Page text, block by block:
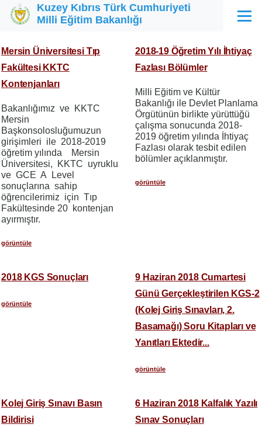
Ana içeriğe atla
Kuzey Kıbrıs Türk Cumhuriyeti
Milli Eğitim Bakanlığı
Menü
Mersin Üniversitesi Tıp
Fakültesi KKTC
Kontenjanları
Bakanlığımız ve KKTC
Mersin
Başkonsolosluğumuzun
girişimleri ile 2018-2019
öğretim yılında Mersin
Üniversitesi, KKTC uyruklu
ve GCE A Level
sonuçlarına sahip
öğrencilerimiz için Tıp
Fakültesinde 20 kontenjan
ayırmıştır.
görüntüle
2018-19 Öğretim Yılı İhtiyaç
Fazlası Bölümler
Milli Eğitim ve Kültür
Bakanlığı ile Devlet Planlama
Örgütünün birlikte yürüttüğü
çalışma sonucunda 2018-
2019 öğretim yılında İhtiyaç
Fazlası olarak tesbit edilen
bölümler açıklanmıştır.
görüntüle
2018 KGS Sonuçları
görüntüle
9 Haziran 2018 Cumartesi
Günü Gerçekleştirilen KGS-2
(Kolej Giriş Sınavları, 2.
Basamağı) Soru Kitapları ve
Yanıtları Ektedir...
görüntüle
Kolej Giriş Sınavı Basın
Bildirisi
6 Haziran 2018 Kalfalık Yazılı
Sınav Sonuçları